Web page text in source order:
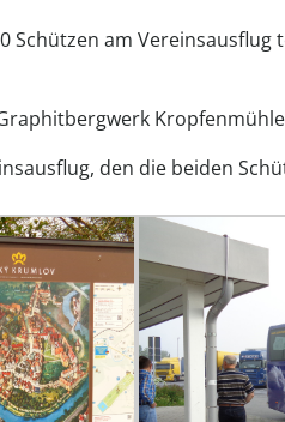
Schützen am
den die beiden